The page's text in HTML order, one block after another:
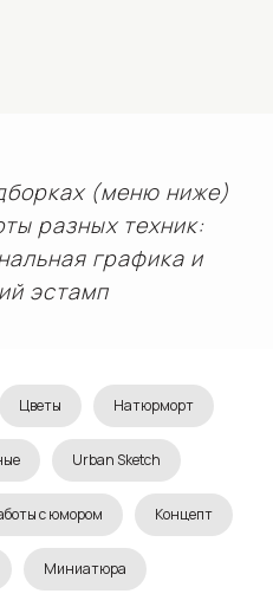
(меню ниже)
разных техник:
графика и
эстамп
Цветы Натюрморт
Urban Sketch
с юмором Концепт
Миниатюра